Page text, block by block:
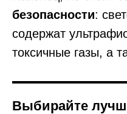
безопасности:
содержат
токсичные газы, а
Выбирайте